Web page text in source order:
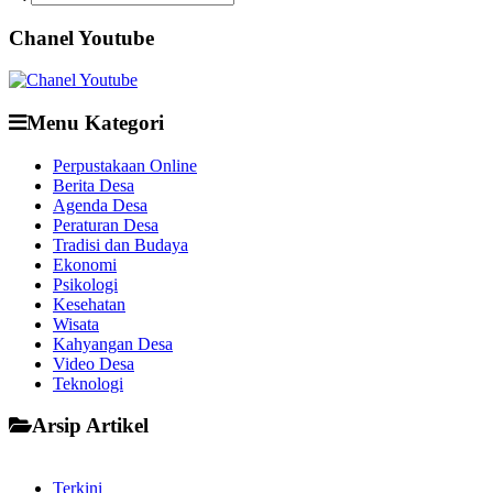
Chanel Youtube
Menu Kategori
Perpustakaan Online
Berita Desa
Agenda Desa
Peraturan Desa
Tradisi dan Budaya
Ekonomi
Psikologi
Kesehatan
Wisata
Kahyangan Desa
Video Desa
Teknologi
Arsip Artikel
Terkini